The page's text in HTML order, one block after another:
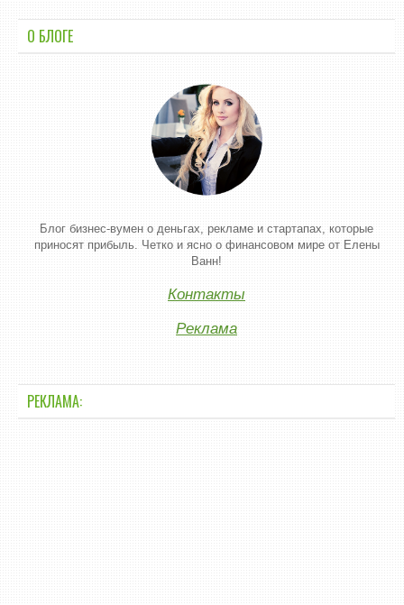
О БЛОГЕ
Блог бизнес-вумен о деньгах, рекламе и стартапах, которые
приносят прибыль. Четко и ясно о финансовом мире от Елены
Ванн!
Контакты
Реклама
РЕКЛАМА: